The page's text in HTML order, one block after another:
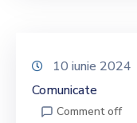
10 iunie 2024
Comunicate
Comment off